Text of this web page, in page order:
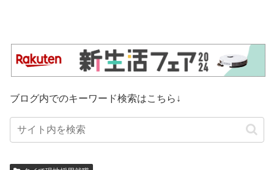
ブログ内でのキーワード検索はこちら↓